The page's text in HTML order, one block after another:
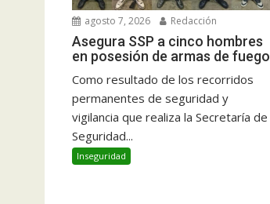
agosto 7, 2026 Redacción
Asegura SSP a cinco hombres
en posesión de armas de fuego
Como resultado de los recorridos
permanentes de seguridad y
vigilancia que realiza la Secretaría de
Seguridad...
Inseguridad